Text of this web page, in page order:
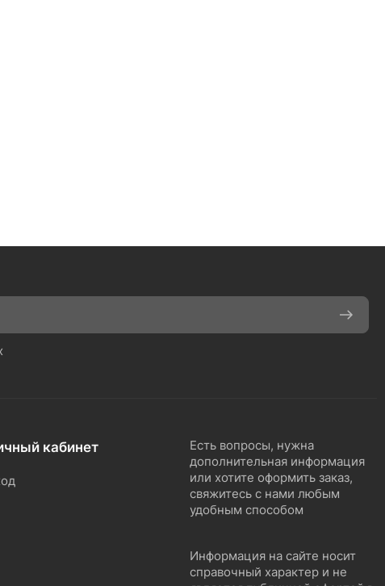
кабинет
Есть вопросы, нужна
дополнительная информация
или хотите оформить заказ,
свяжитесь с нами любым
удобным способом
Информация на сайте носит
справочный характер и не